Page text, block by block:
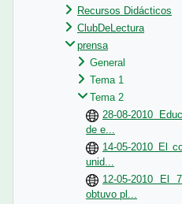
Recursos Didácticos
ClubDeLectura
prensa
General
Tema 1
Tema 2
28-08-2010
de e...
14-05-2010 El
unid...
12-05-2010 El
obtuvo pl...